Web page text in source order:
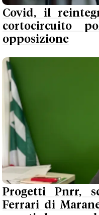
Covid, il
cortocircuito
opposizione
Progetti Pnrr,
Ferrari di